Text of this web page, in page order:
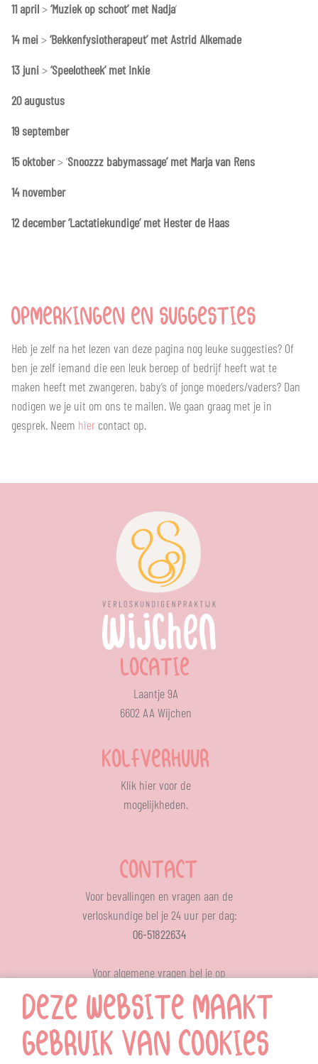
11 april>‘Muziek op schoot’ met Nadja’
14 mei>‘Bekkenfysiotherapeut’ met Astrid Alkemade
13 juni>‘Speelotheek’ met Inkie
20 augustus
19 september
15 oktober> ‘Snoozzz babymassage’ met Marja van Rens
14 november
12 december ‘Lactatiekundige’ met Hester de Haas
OPMERKINGEN EN SUGGESTIES
Heb je zelf na het lezen van deze pagina nog leuke suggesties? Of
ben je zelf iemand die een leuk beroep of bedrijf heeft wat te
maken heeft met zwangeren, baby’s of jonge moeders/vaders? Dan
nodigen we je uit om ons te mailen. We gaan graag met je in
gesprek. Neem hier contact op.
LOCATIE
Laantje 9A
6602 AA Wijchen
KOLFVERHUUR
Klik hiervoor de
mogelijkheden.
CONTACT
Voor bevallingen en vragen aan de
verloskundige bel je 24 uur per dag:
06-51822634
Voor algemene vragen bel je op
ons op werkdagen tussen 12.00 – 13.00 uur
024-6414709
MENU
DEZE WEBSITE MAAKT
GEBRUIK VAN COOKIES